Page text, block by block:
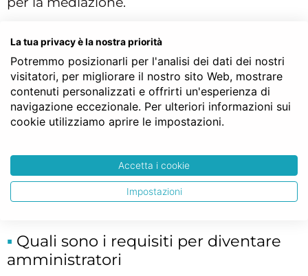
mediazione sia esercitata da una società, il
legale rappresentante (amministratore
unico) o i legali rappresentanti (in caso, per
esempio, di consiglio di amministrazione),
devono possedere determinatirequisiti
società particolare, che richiede una
competenza specifica, posseduta da chi
materialmente si occupa di gestire la società.
Quali sono i requisiti per diventare
amministratori
La tua privacy è la nostra priorità
Potremmo posizionarli per l'analisi dei dati dei nostri
visitatori, per migliorare il nostro sito Web, mostrare
contenuti personalizzati e offrirti un'esperienza di
navigazione eccezionale. Per ulteriori informazioni sui
cookie utilizziamo aprire le impostazioni.
Accetta i cookie
Impostazioni